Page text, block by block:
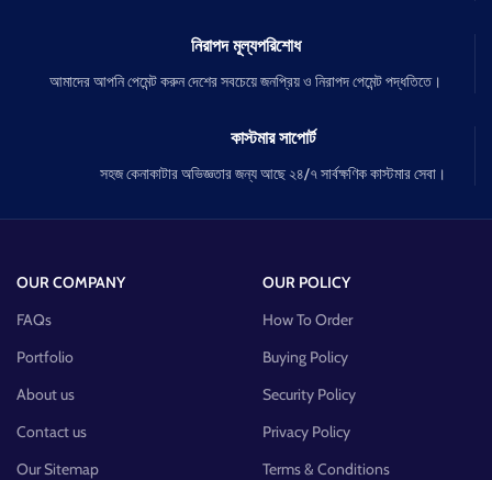
নিরাপদ মূল্যপরিশোধ
আমাদের আপনি পেমেন্ট করুন দেশের সবচেয়ে জনপ্রিয় ও নিরাপদ পেমেন্ট পদ্ধতিতে।
কাস্টমার সাপোর্ট
সহজ কেনাকাটার অভিজ্ঞতার জন্য আছে ২৪/৭ সার্বক্ষণিক কাস্টমার সেবা।
OUR COMPANY
FAQs
Portfolio
About us
Contact us
Our Sitemap
OUR POLICY
How To Order
Buying Policy
Security Policy
Privacy Policy
Terms & Conditions